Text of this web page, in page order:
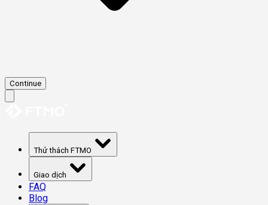
Continue
Thử thách FTMO
Giao dịch
FAQ
Blog